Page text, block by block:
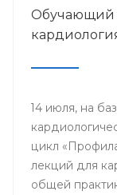
Обучающий
14 июля, на
цикл
лекций для
общей